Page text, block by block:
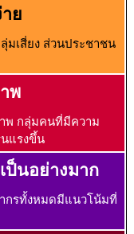
ย
เสี่ยง ส่วนประชาชน
พ
พ กลุ่มคนที่มีความ
แรงขึ้น
ป็นอย่างมาก
กรทั้งหมดมีแนวโน้มที่